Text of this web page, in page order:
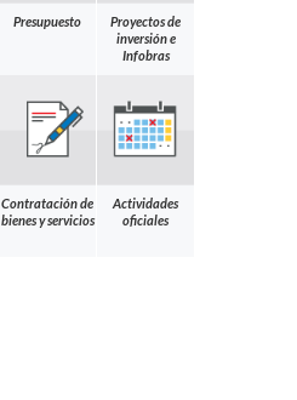
Presupuesto
Proyectos de
inversión e
Infobras
Contratación de
bienes y servicios
Actividades
oficiales